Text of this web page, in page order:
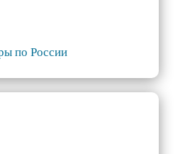
по России